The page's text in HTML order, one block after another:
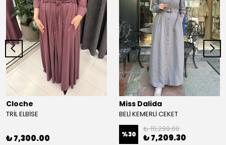
Cloche
TRİL ELBİSE
₺ 7,300.00
Miss Dalida
BELİ KEMERLİ CEKET
%30
₺ 10,299.00
₺ 7,209.30